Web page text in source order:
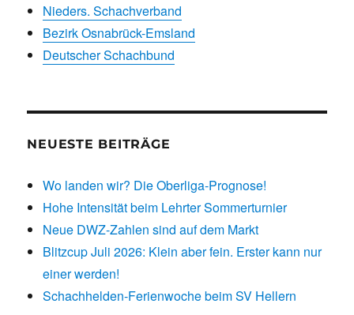
Nieders. Schachverband
Bezirk Osnabrück-Emsland
Deutscher Schachbund
NEUESTE BEITRÄGE
Wo landen wir? Die Oberliga-Prognose!
Hohe Intensität beim Lehrter Sommerturnier
Neue DWZ-Zahlen sind auf dem Markt
Blitzcup Juli 2026: Klein aber fein. Erster kann nur
einer werden!
Schachhelden-Ferienwoche beim SV Hellern